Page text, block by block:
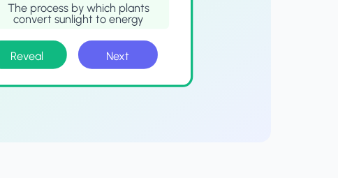
The process by which plants
convert sunlight to energy
Reveal Next